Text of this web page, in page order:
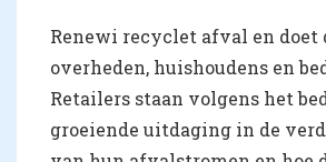
Renewi recyclet afval en doet
overheden, huishoudens en
Retailers staan volgens het
groeiende uitdaging in de